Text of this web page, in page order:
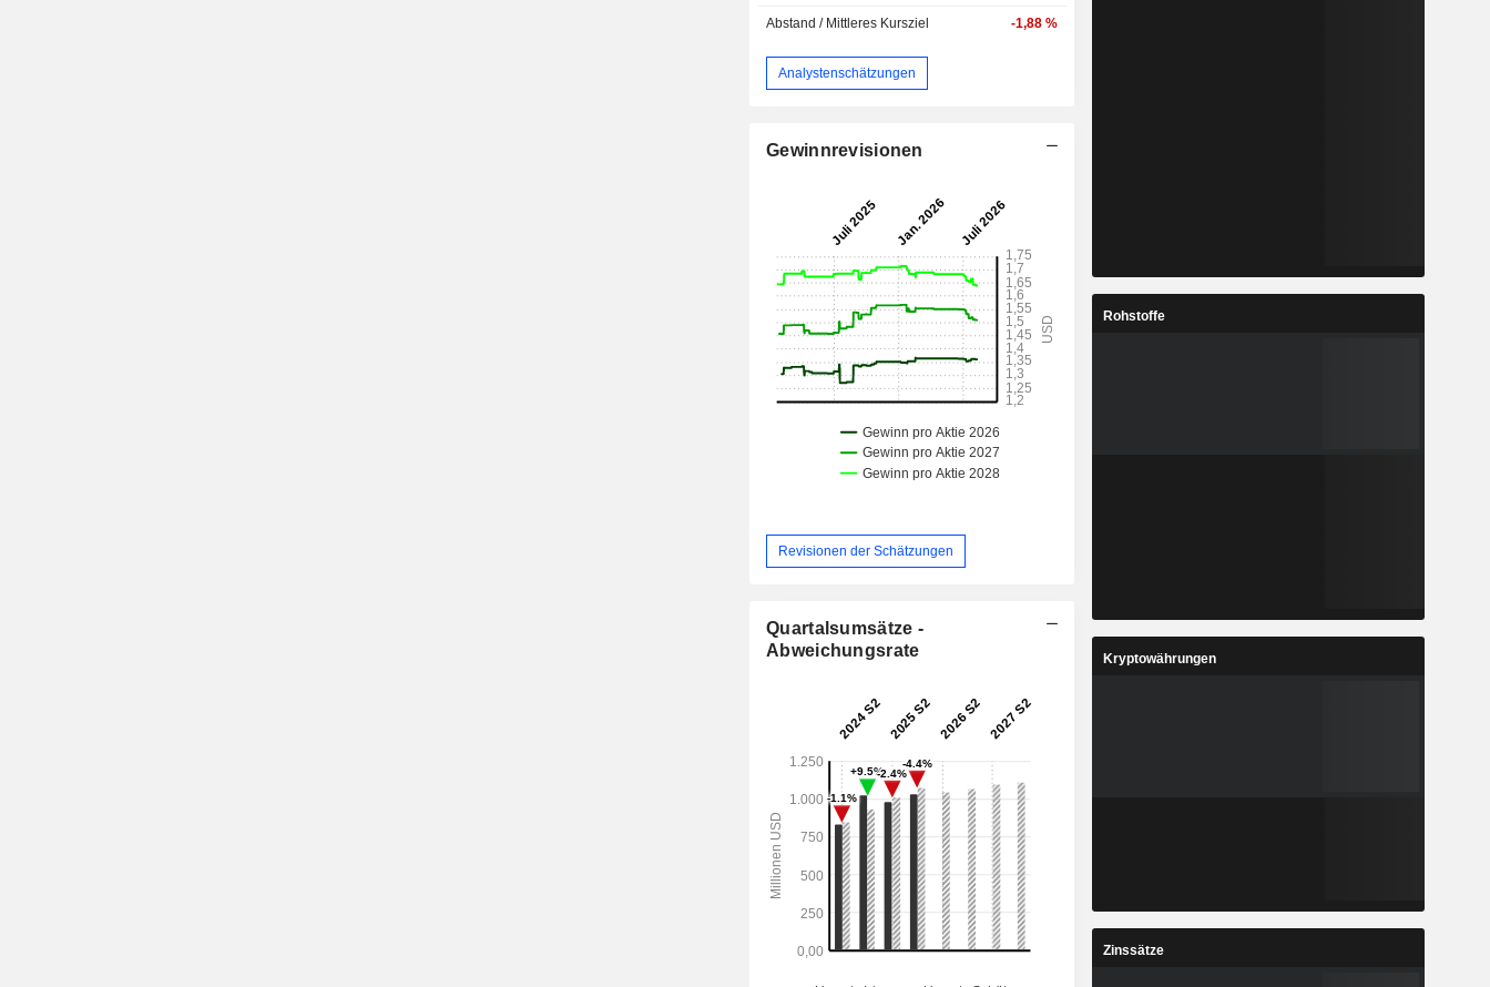
Abstand / Mittleres Kursziel -1,88 %
Analystenschätzungen
Gewinnrevisionen
Revisionen der Schätzungen
Quartalsumsätze -
Abweichungsrate
Rohstoffe
Kryptowährungen
Zinssätze